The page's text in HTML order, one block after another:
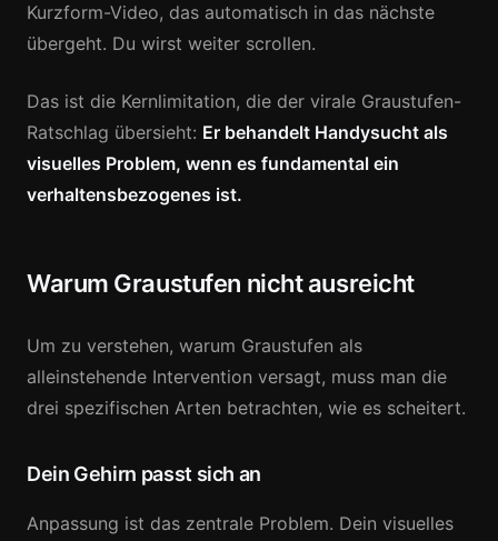
Kurzform-Video, das automatisch in das nächste
übergeht. Du wirst weiter scrollen.
Das ist die Kernlimitation, die der virale Graustufen-
Ratschlag übersieht: Er behandelt Handysucht als
visuelles Problem, wenn es fundamental ein
verhaltensbezogenes ist.
Warum Graustufen nicht ausreicht
Um zu verstehen, warum Graustufen als
alleinstehende Intervention versagt, muss man die
drei spezifischen Arten betrachten, wie es scheitert.
Dein Gehirn passt sich an
Anpassung ist das zentrale Problem. Dein visuelles